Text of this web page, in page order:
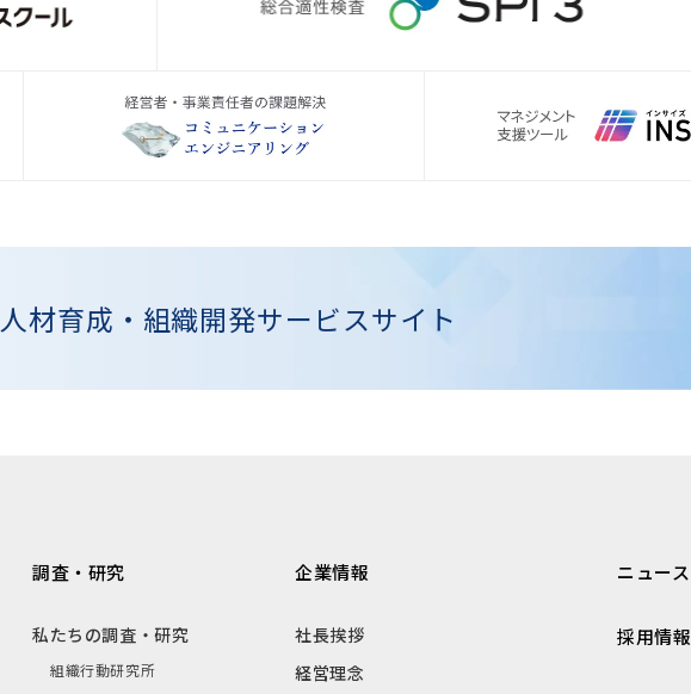
人材育成・組織開発サービスサイト
調査・研究
私たちの調査・研究
組織行動研究所
企業情報
社長挨拶
経営理念
ニュース
採用情報